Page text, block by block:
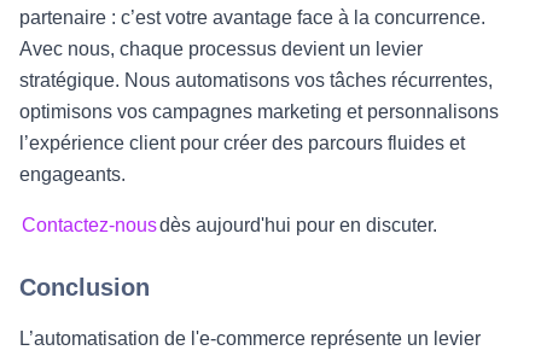
partenaire : c’est votre avantage face à la concurrence.
Avec nous, chaque processus devient un levier
stratégique. Nous automatisons vos tâches récurrentes,
optimisons vos campagnes marketing et personnalisons
l’expérience client pour créer des parcours fluides et
engageants.
Contactez-nousdès aujourd'hui pour en discuter.
Conclusion
L’automatisation de l'e-commerce représente un levier